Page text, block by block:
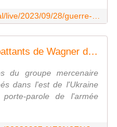
Plusieurs centaines de combattants de Wagner de retour en Ukraine, selon Kiev
du groupe mercenaire
dans l'est de l'Ukraine
parole de l'armée